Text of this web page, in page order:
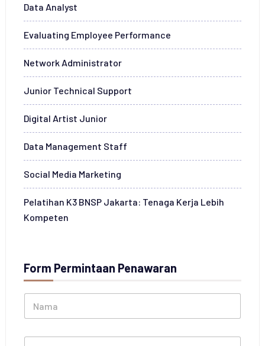
Data Analyst
Evaluating Employee Performance
Network Administrator
Junior Technical Support
Digital Artist Junior
Data Management Staff
Social Media Marketing
Pelatihan K3 BNSP Jakarta: Tenaga Kerja Lebih
Kompeten
Form Permintaan Penawaran
N
m
I